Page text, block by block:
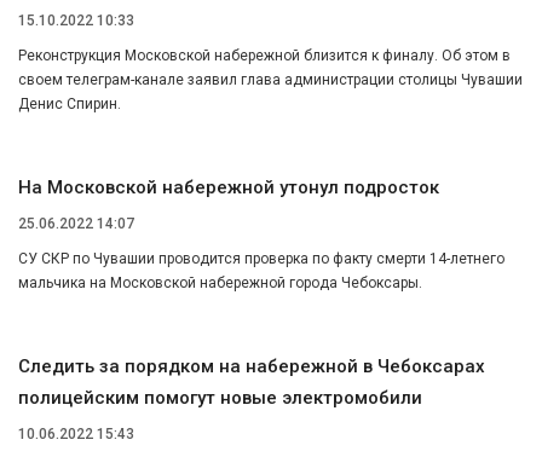
15.10.2022 10:33
Реконструкция Московской набережной близится к финалу. Об этом в
своем телеграм-канале заявил глава администрации столицы Чувашии
Денис Спирин.
На Московской набережной утонул подросток
25.06.2022 14:07
СУ СКР по Чувашии проводится проверка по факту смерти 14-летнего
мальчика на Московской набережной города Чебоксары.
Следить за порядком на набережной в Чебоксарах
полицейским помогут новые электромобили
10.06.2022 15:43